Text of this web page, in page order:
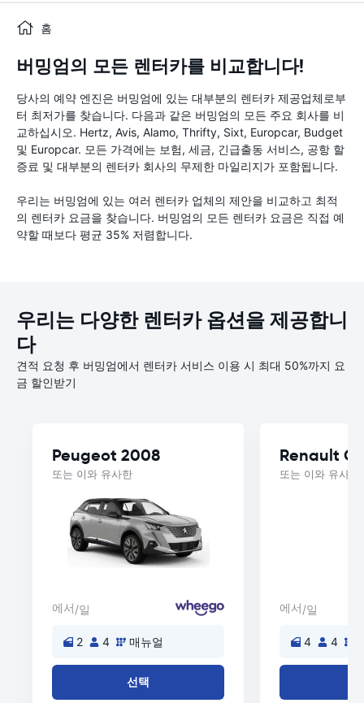
홈
버밍엄의 모든 렌터카를 비교합니다!
당사의 예약 엔진은 버밍엄에 있는 대부분의 렌터카 제공업체로부
터 최저가를 찾습니다. 다음과 같은 버밍엄의 모든 주요 회사를 비
교하십시오. Hertz, Avis, Alamo, Thrifty, Sixt, Europcar, Budget
및 Europcar. 모든 가격에는 보험, 세금, 긴급출동 서비스, 공항 할
증료 및 대부분의 렌터카 회사의 무제한 마일리지가 포함됩니다.
우리는 버밍엄에 있는 여러 렌터카 업체의 제안을 비교하고 최적
의 렌터카 요금을 찾습니다. 버밍엄의 모든 렌터카 요금은 직접 예
약할 때보다 평균 35% 저렴합니다.
우리는 다양한 렌터카 옵션을 제공합니
다
견적 요청 후 버밍엄에서 렌터카 서비스 이용 시 최대 50%까지 요
금 할인받기
Peugeot 2008
또는 이와 유사한
에서/일
2 4 매뉴얼
선택
Renault
또는 이와 유사한
에서/일
4 4